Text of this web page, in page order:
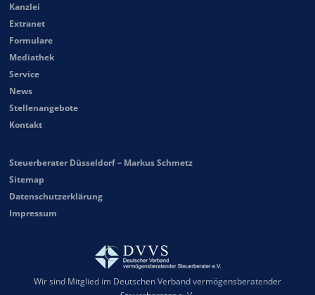
Kanzlei
Extranet
Formulare
Mediathek
Service
News
Stellenangebote
Kontakt
Steuerberater Düsseldorf – Markus Schmetz
Sitemap
Datenschutzerklärung
Impressum
Wir sind Mitglied im Deutschen Verband vermögensberatender